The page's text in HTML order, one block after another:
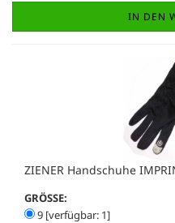
IN DEN
ZIENER Handschuhe
GRÖSSE:
9 [verfügbar: 1]